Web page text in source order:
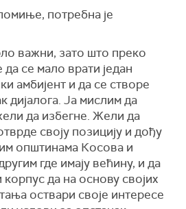
потребна је
важни, зато што преко
се мало врати један
амбијент и да се створе
дијалога. Ја мислим да
да избегне. Жели да
своју позицију и дођу
општинама Косова и
где имају већину, и да
да на основу својих
оствари своје интересе